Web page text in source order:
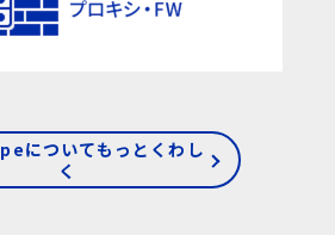
についてもっとくわし
く